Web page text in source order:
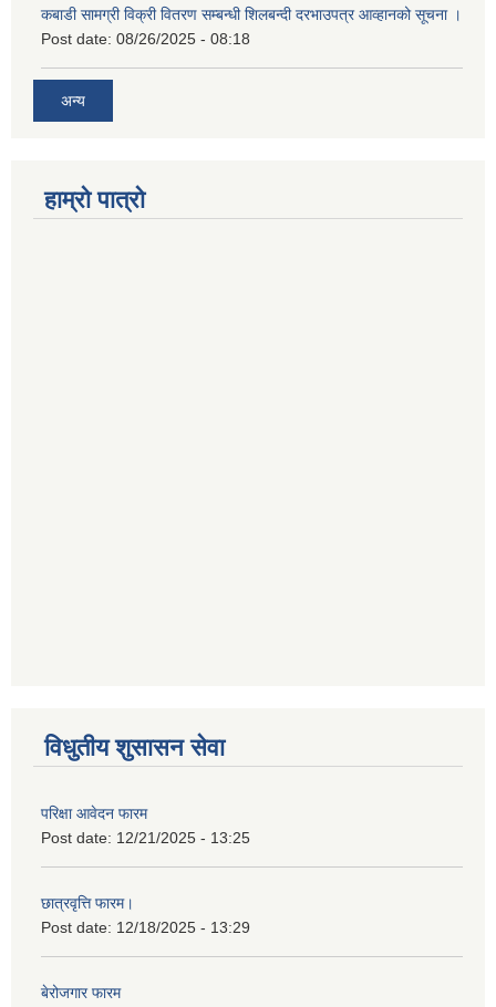
कबाडी सामग्री विक्री वितरण सम्बन्धी शिलबन्दी दरभाउपत्र आव्हानको सूचना ।
Post date: 08/26/2025 - 08:18
अन्य
हाम्रो पात्रो
विधुतीय शुसासन सेवा
परिक्षा आवेदन फारम
Post date: 12/21/2025 - 13:25
छात्रवृत्ति फारम।
Post date: 12/18/2025 - 13:29
बेरोजगार फारम